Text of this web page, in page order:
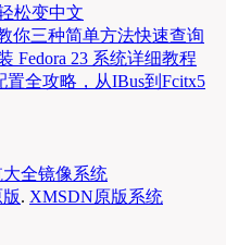
松变中文
你三种简单方法快速查询
Fedora 23 系统详细教程
置全攻略，从IBus到Fcitx5
全镜像系统
. XMSDN原版系统